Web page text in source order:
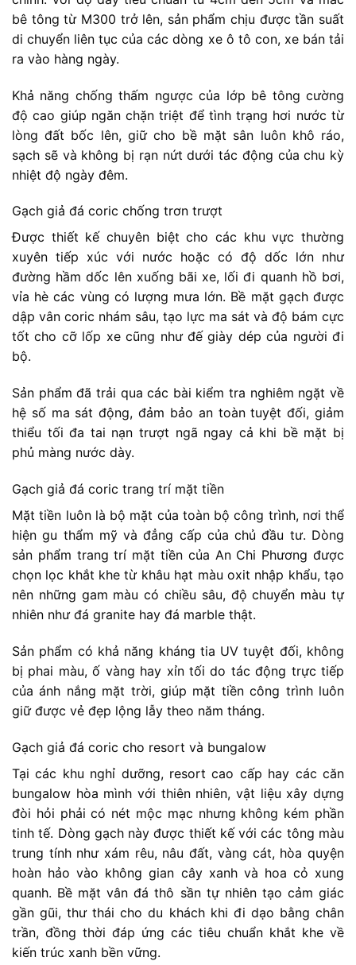
bê tông từ M300 trở lên, sản phẩm chịu được tần suất
di chuyển liên tục của các dòng xe ô tô con, xe bán tải
ra vào hàng ngày.
Khả năng chống thấm ngược của lớp bê tông cường
độ cao giúp ngăn chặn triệt để tình trạng hơi nước từ
lòng đất bốc lên, giữ cho bề mặt sân luôn khô ráo,
sạch sẽ và không bị rạn nứt dưới tác động của chu kỳ
nhiệt độ ngày đêm.
Gạch giả đá coric chống trơn trượt
Được thiết kế chuyên biệt cho các khu vực thường
xuyên tiếp xúc với nước hoặc có độ dốc lớn như
đường hầm dốc lên xuống bãi xe, lối đi quanh hồ bơi,
vỉa hè các vùng có lượng mưa lớn. Bề mặt gạch được
dập vân coric nhám sâu, tạo lực ma sát và độ bám cực
tốt cho cỡ lốp xe cũng như đế giày dép của người đi
bộ.
Sản phẩm đã trải qua các bài kiểm tra nghiêm ngặt về
hệ số ma sát động, đảm bảo an toàn tuyệt đối, giảm
thiểu tối đa tai nạn trượt ngã ngay cả khi bề mặt bị
phủ màng nước dày.
Gạch giả đá coric trang trí mặt tiền
Mặt tiền luôn là bộ mặt của toàn bộ công trình, nơi thể
hiện gu thẩm mỹ và đẳng cấp của chủ đầu tư. Dòng
sản phẩm trang trí mặt tiền của An Chi Phương được
chọn lọc khắt khe từ khâu hạt màu oxit nhập khẩu, tạo
nên những gam màu có chiều sâu, độ chuyển màu tự
nhiên như đá granite hay đá marble thật.
Sản phẩm có khả năng kháng tia UV tuyệt đối, không
bị phai màu, ố vàng hay xỉn tối do tác động trực tiếp
của ánh nắng mặt trời, giúp mặt tiền công trình luôn
giữ được vẻ đẹp lộng lẫy theo năm tháng.
Gạch giả đá coric cho resort và bungalow
Tại các khu nghỉ dưỡng, resort cao cấp hay các căn
bungalow hòa mình với thiên nhiên, vật liệu xây dựng
đòi hỏi phải có nét mộc mạc nhưng không kém phần
tinh tế. Dòng gạch này được thiết kế với các tông màu
trung tính như xám rêu, nâu đất, vàng cát, hòa quyện
hoàn hảo vào không gian cây xanh và hoa cỏ xung
quanh. Bề mặt vân đá thô sần tự nhiên tạo cảm giác
gần gũi, thư thái cho du khách khi đi dạo bằng chân
trần, đồng thời đáp ứng các tiêu chuẩn khắt khe về
kiến trúc xanh bền vững.